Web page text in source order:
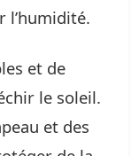
l’humidité.
et de
le soleil.
et des